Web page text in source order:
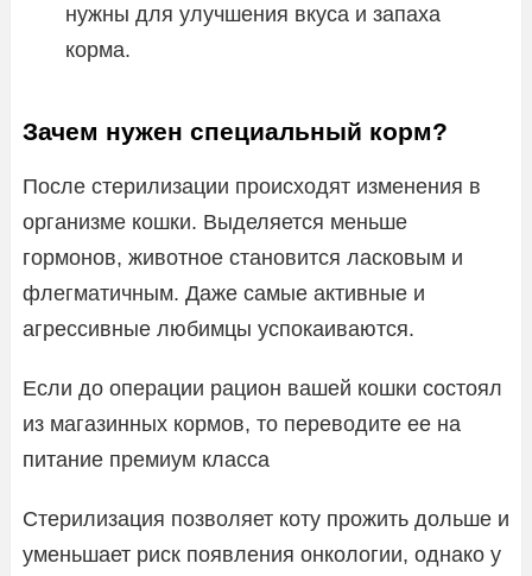
нужны для улучшения вкуса и запаха
корма.
Зачем нужен специальный корм?
После стерилизации происходят изменения в
организме кошки. Выделяется меньше
гормонов, животное становится ласковым и
флегматичным. Даже самые активные и
агрессивные любимцы успокаиваются.
Если до операции рацион вашей кошки состоял
из магазинных кормов, то переводите ее на
питание премиум класса
Стерилизация позволяет коту прожить дольше и
уменьшает риск появления онкологии, однако у